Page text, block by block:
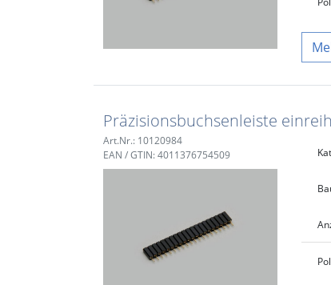
Präzisionsbuchsenleiste
Art.Nr.: 10120984
EAN / GTIN: 4011376754509